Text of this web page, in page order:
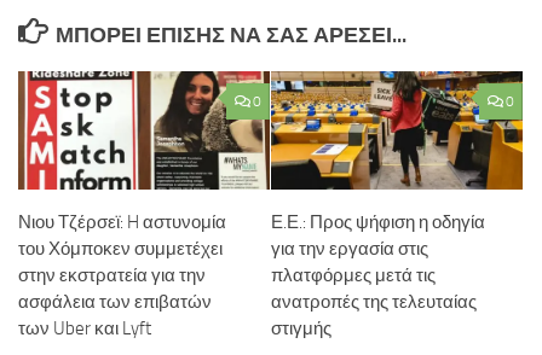
ΜΠΟΡΕΊ ΕΠΊΣΗΣ ΝΑ ΣΑΣ ΑΡΈΣΕΙ...
0
Νιου Τζέρσεϊ: H αστυνομία
του Χόμποκεν συμμετέχει
στην εκστρατεία για την
ασφάλεια των επιβατών
των Uber και Lyft
0
Ε.Ε.: Προς ψήφιση η οδηγία
για την εργασία στις
πλατφόρμες μετά τις
ανατροπές της τελευταίας
στιγμής